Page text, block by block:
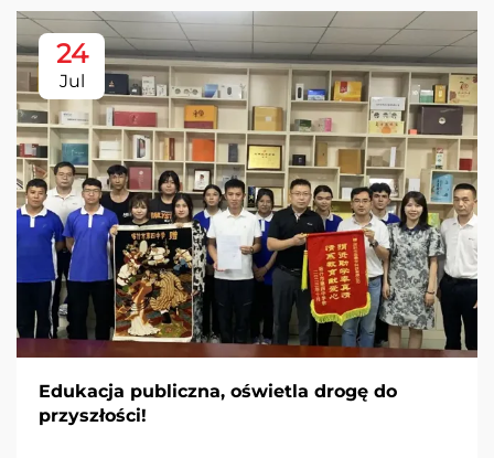
24
Jul
Edukacja publiczna, oświetla drogę do
przyszłości!